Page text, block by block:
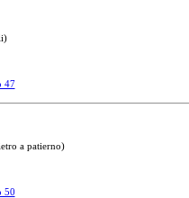
47
a patierno)
50